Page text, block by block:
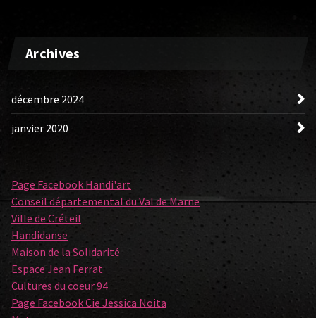
Archives
décembre 2024
janvier 2020
Page Facebook Handi'art
Conseil départemental du Val de Marne
Ville de Créteil
Handidanse
Maison de la Solidarité
Espace Jean Ferrat
Cultures du coeur 94
Page Facebook Cie Jessica Noita